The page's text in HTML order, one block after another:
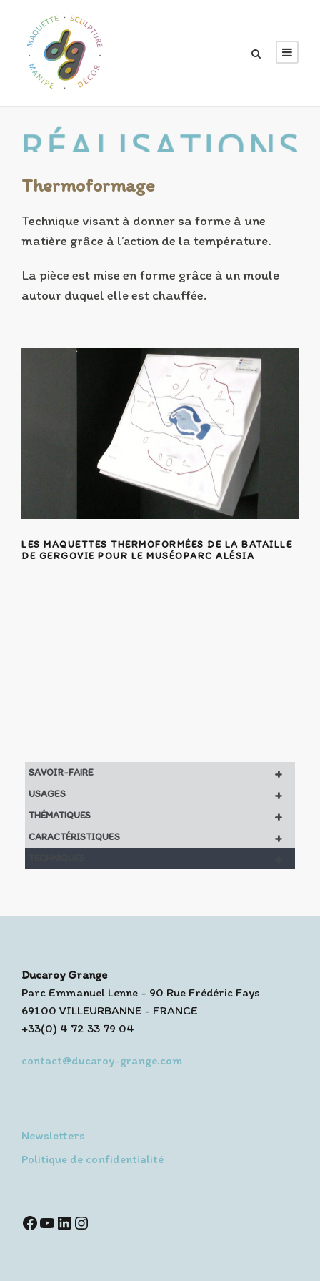
Thermoformage
Technique visant à donner sa forme à une
matière grâce à l’action de la température.
La pièce est mise en forme grâce à un moule
autour duquel elle est chauffée.
LES MAQUETTES THERMOFORMÉES DE LA BATAILLE
DE GERGOVIE POUR LE MUSÉOPARC ALÉSIA
+
SAVOIR-FAIRE
+
USAGES
+
THÉMATIQUES
+
CARACTÉRISTIQUES
Ducaroy Grange
Parc Emmanuel Lenne - 90 Rue Frédéric Fays
69100 VILLEURBANNE - FRANCE
+33(0) 4 72 33 79 04
contact@ducaroy-grange.com
Newsletters
Politique de confidentialité
Facebook YouTube LinkedIn Instagram